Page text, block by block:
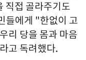
직접 골라주기도
들에게 "한없이 고
리 당을 몸과 마음
고 독려했다.